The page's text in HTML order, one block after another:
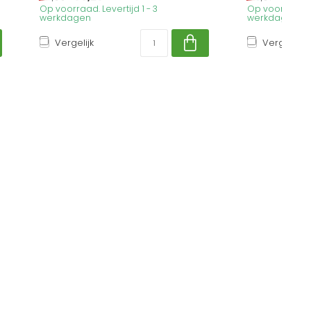
Op voorraad. Levertijd 1 - 3
werkdagen
Vergelijk
Op voorraad.
werkdagen
Vergelijk